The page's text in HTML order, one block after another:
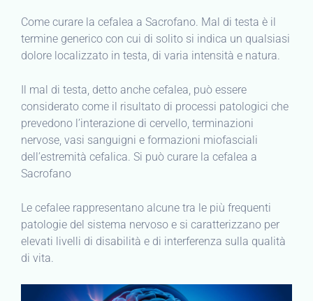
Come curare la cefalea a Sacrofano. Mal di testa è il
termine generico con cui di solito si indica un qualsiasi
dolore localizzato in testa, di varia intensità e natura.
Il mal di testa, detto anche cefalea, può essere
considerato come il risultato di processi patologici che
prevedono l’interazione di cervello, terminazioni
nervose, vasi sanguigni e formazioni miofasciali
dell’estremità cefalica. Si può curare la cefalea a
Sacrofano
Le cefalee rappresentano alcune tra le più frequenti
patologie del sistema nervoso e si caratterizzano per
elevati livelli di disabilità e di interferenza sulla qualità
di vita.